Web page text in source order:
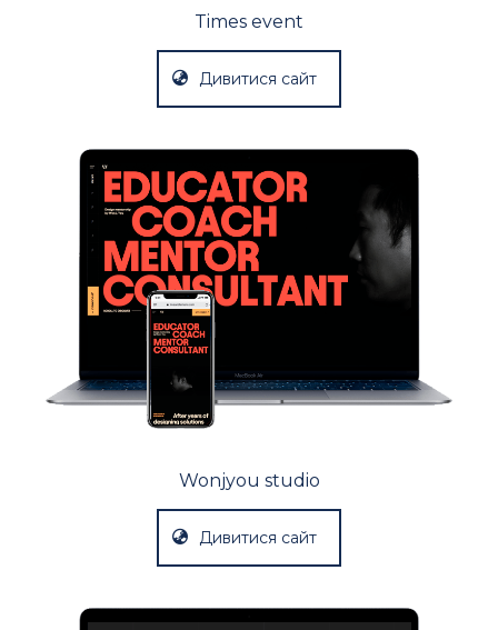
Times event
Дивитися сайт
Wonjyou studio
Дивитися сайт